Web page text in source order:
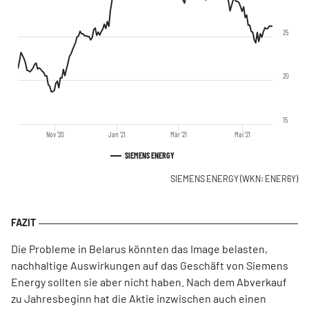
SIEMENS ENERGY
Nov '20 Jan '21 Mär '21 Mai '21
15
20
25
SIEMENS ENERGY(WKN: ENER6Y)
Die Probleme in Belarus könnten das Image belasten,
nachhaltige Auswirkungen auf das Geschäft von Siemens
Energy sollten sie aber nicht haben. Nach dem Abverkauf
zu Jahresbeginn hat die Aktie inzwischen auch einen